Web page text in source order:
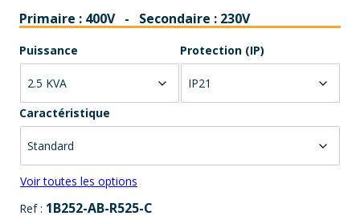
Primaire : 400V- Secondaire : 230V
Puissance Protection (IP)
Caractéristique
Voir toutes les options
Ref : 1B252-AB-R525-C